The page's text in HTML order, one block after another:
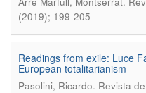
(2019); 199-205
Readings from exile: Luce
European totalitarianism
Pasolini, Ricardo. Revista